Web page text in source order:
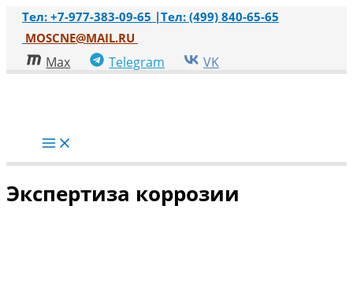
Перейти
содержимому
Тел: +7-977-383-09-65 |Тел: (499) 840-65-65
MOSCNE@MAIL.RU
Max Telegram VK
Main
Menu
Экспертиза коррозии